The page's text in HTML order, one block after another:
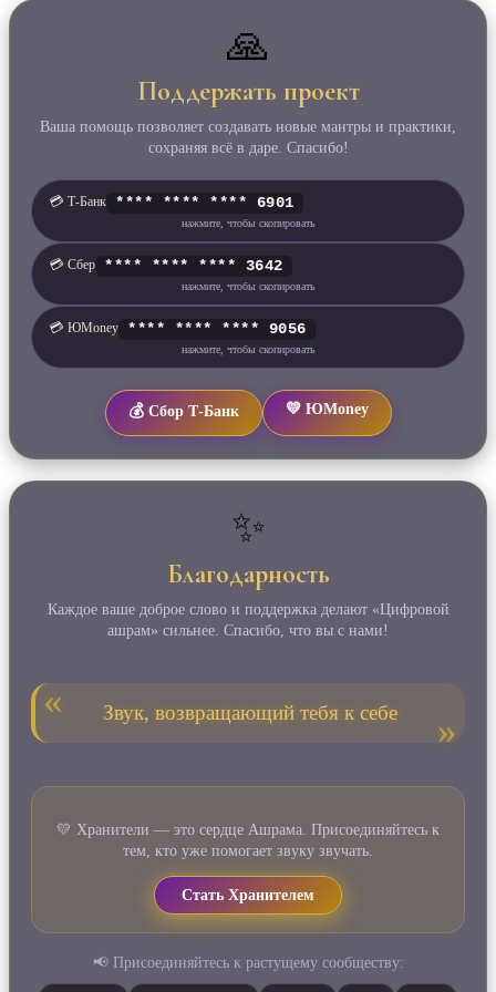
🙏
Поддержать проект
Ваша помощь позволяет создавать новые мантры и практики,
сохраняя всё в даре. Спасибо!
💳 Т‑Банк **** **** **** 6901
нажмите, чтобы скопировать
💳 Сбер **** **** **** 3642
нажмите, чтобы скопировать
💳 ЮMoney **** **** **** 9056
нажмите, чтобы скопировать
💰 Сбор Т‑Банк 💛 ЮMoney
✨
Благодарность
Каждое ваше доброе слово и поддержка делают «Цифровой
ашрам» сильнее. Спасибо, что вы с нами!
Звук, возвращающий тебя к себе
💛 Хранители — это сердце Ашрама. Присоединяйтесь к
тем, кто уже помогает звуку звучать.
Стать Хранителем
📢 Присоединяйтесь к растущему сообществу: